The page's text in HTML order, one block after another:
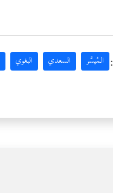
المُيسَّر السعدي البغوي